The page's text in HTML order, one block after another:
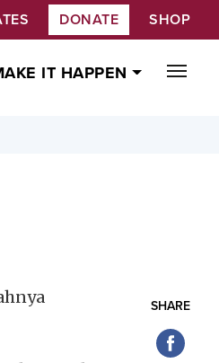
DONATE SHOP
IT HAPPEN
SHARE